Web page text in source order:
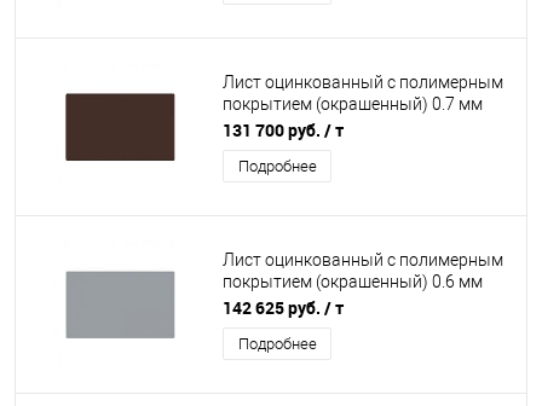
Лист оцинкованный с полимерным
покрытием (окрашенный) 0.7 мм
RAL 8017
131 700 руб. / т
Подробнее
Лист оцинкованный с полимерным
покрытием (окрашенный) 0.6 мм
RAL 7040
142 625 руб. / т
Подробнее